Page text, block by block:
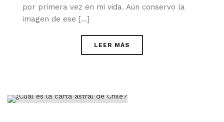
por primera vez en mi vida. Aún conservo la
imagen de ese [...]
LEER MÁS